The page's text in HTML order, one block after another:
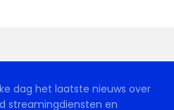
dag het laatste nieuws over
streamingdiensten en